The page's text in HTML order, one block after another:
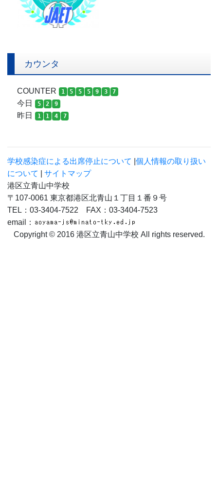
カウンタ
COUNTER 1 5 5 5 9 3 7
今日 5 2 9
昨日 1 1 4 7
学校感染症による出席停止について 個人情報の取り扱い
について
サイトマップ
港区立青山中学校
〒107-0061 東京都港区北青山１丁目１番９号
TEL：03-3404-7522 FAX：03-3404-7523
email：
Copyright © 2016 港区立青山中学校 All rights reserved.